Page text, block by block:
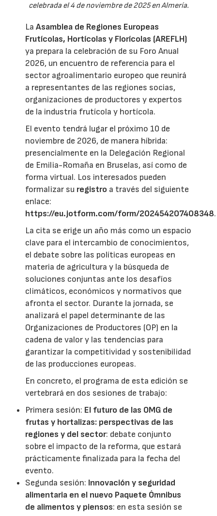
celebrada el 4 de noviembre de 2025 en Almería.
LaAsamblea de Regiones Europeas
Frutícolas, Hortícolas y Florícolas (AREFLH)
ya prepara la celebración de su Foro Anual
2026, un encuentro de referencia para el
sector agroalimentario europeo que reunirá
a representantes de las regiones socias,
organizaciones de productores y expertos
de la industria frutícola y hortícola.
El evento tendrá lugar el próximo 10 de
noviembre de 2026, de manera híbrida:
presencialmente en la Delegación Regional
de Emilia-Romaña en Bruselas, así como de
forma virtual. Los interesados pueden
formalizar su registro a través del siguiente
enlace:
https://eu.jotform.com/form/202454207408348.
La cita se erige un año más como un espacio
clave para el intercambio de conocimientos,
el debate sobre las políticas europeas en
materia de agricultura y la búsqueda de
soluciones conjuntas ante los desafíos
climáticos, económicos y normativos que
afronta el sector. Durante la jornada, se
analizará el papel determinante de las
Organizaciones de Productores (OP) en la
cadena de valor y las tendencias para
garantizar la competitividad y sostenibilidad
de las producciones europeas.
En concreto, el programa de esta edición se
vertebrará en dos sesiones de trabajo:
Primera sesión: El futuro de las OMG de
frutas y hortalizas: perspectivas de las
regiones y del sector: debate conjunto
sobre el impacto de la reforma, que estará
prácticamente finalizada para la fecha del
evento.
Segunda sesión: Innovación y seguridad
alimentaria en el nuevo Paquete Ómnibus
de alimentos y piensos: en esta sesión se